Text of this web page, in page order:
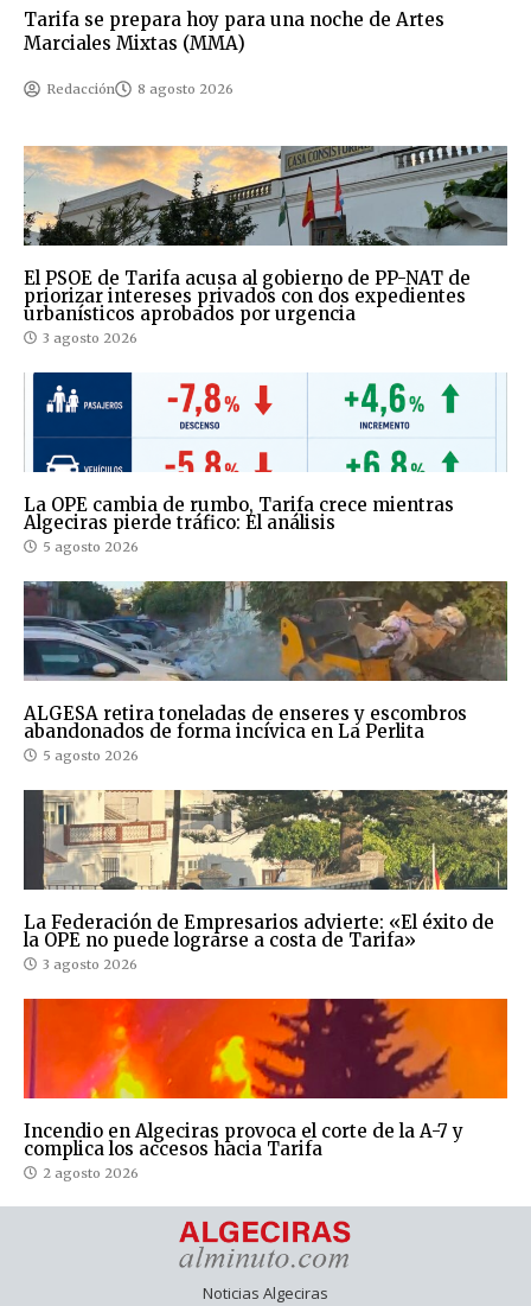
Tarifa se prepara hoy para una noche de Artes
Marciales Mixtas (MMA)
Redacción 8 agosto 2026
El PSOE de Tarifa acusa al gobierno de PP-NAT de
priorizar intereses privados con dos expedientes
urbanísticos aprobados por urgencia
3 agosto 2026
La OPE cambia de rumbo, Tarifa crece mientras
Algeciras pierde tráfico: El análisis
5 agosto 2026
ALGESA retira toneladas de enseres y escombros
abandonados de forma incívica en La Perlita
5 agosto 2026
La Federación de Empresarios advierte: «El éxito de
la OPE no puede lograrse a costa de Tarifa»
3 agosto 2026
Incendio en Algeciras provoca el corte de la A-7 y
complica los accesos hacia Tarifa
2 agosto 2026
Noticias Algeciras